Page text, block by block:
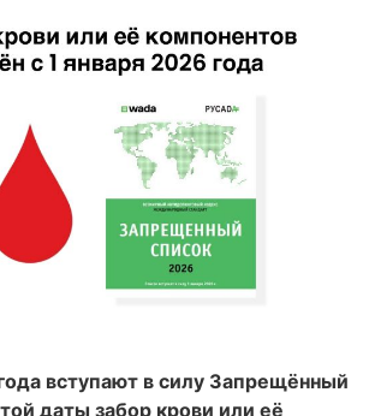
вступают в силу Запрещённый
даты забор крови или её